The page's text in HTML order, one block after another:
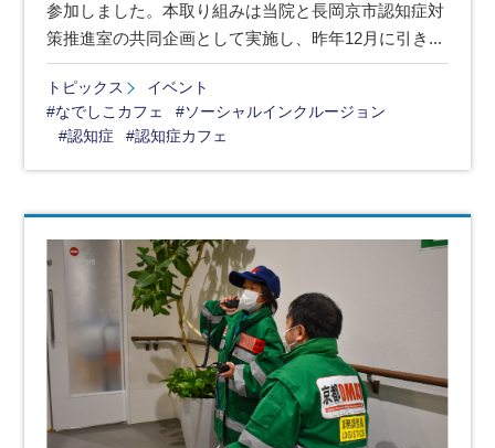
参加しました。本取り組みは当院と長岡京市認知症対
策推進室の共同企画として実施し、昨年12月に引き...
トピックス
イベント
#なでしこカフェ
#ソーシャルインクルージョン
#認知症
#認知症カフェ